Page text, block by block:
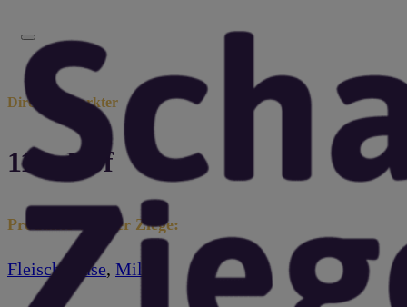
Direktvermarkter
11er Hof
Produkte von der Ziege:
Fleisch Käse, Milch